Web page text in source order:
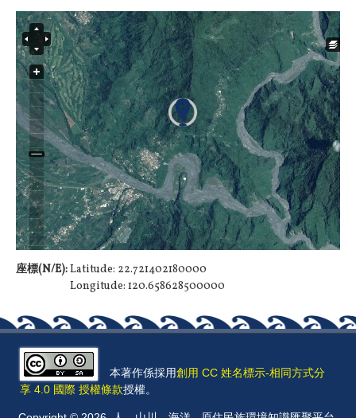
座標(N/E):Latitude: 22.721402180000
Longitude: 120.658628500000
本著作係採用創用 CC 姓名標示-相同方式分
享 4.0 國際 授權條款授權。